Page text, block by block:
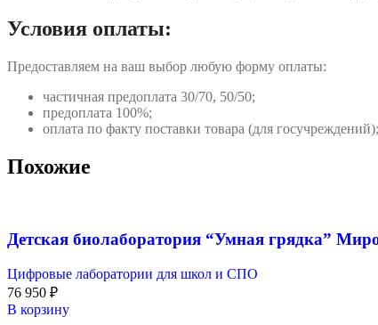
Условия оплаты:
Предоставляем на ваш выбор любую форму оплаты:
частичная предоплата 30/70, 50/50;
предоплата 100%;
оплата по факту поставки товара (для госучреждений);
Похожие
Детская биолаборатория “Умная грядка”
Цифровые лаборатории для школ и СПО
76 950 ₽
В корзину